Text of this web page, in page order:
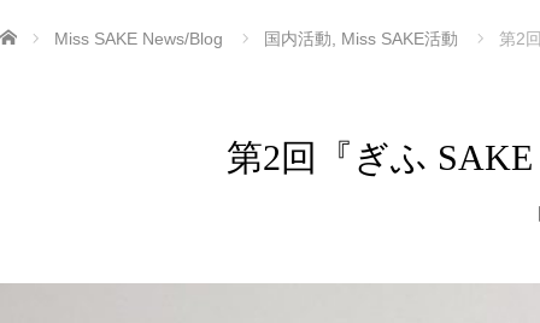
ホーム Miss SAKE News/Blog 国内活動 Miss SAKE活動 第2
第2回『ぎふ